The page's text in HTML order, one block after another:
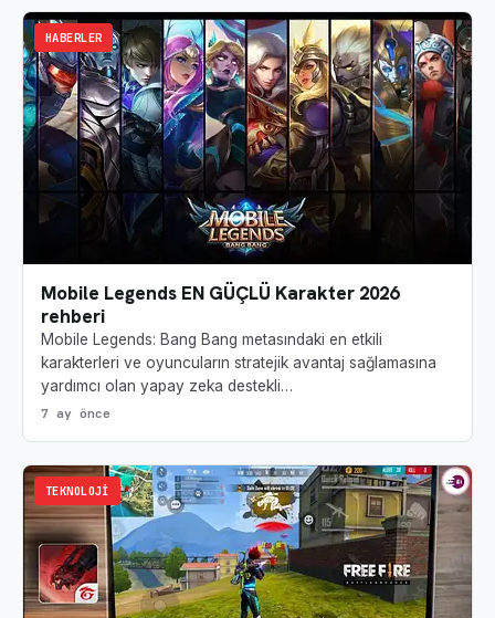
HABERLER
Mobile Legends EN GÜÇLÜ Karakter 2026
rehberi
Mobile Legends: Bang Bang metasındaki en etkili
karakterleri ve oyuncuların stratejik avantaj sağlamasına
yardımcı olan yapay zeka destekli…
7 ay önce
TEKNOLOJI